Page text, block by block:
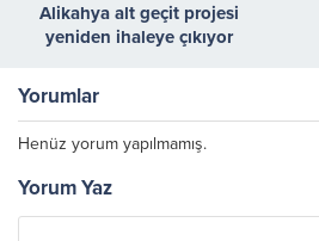
Alikahya alt geçit projesi
yeniden ihaleye çıkıyor
Yorumlar
Henüz yorum yapılmamış.
Yorum Yaz